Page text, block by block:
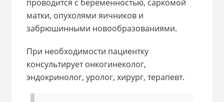
проводится с беременностью, саркомой
матки, опухолями яичников и
забрюшинными новообразованиями.
При необходимости пациентку
консультирует онкогинеколог,
эндокринолог, уролог, хирург, терапевт.